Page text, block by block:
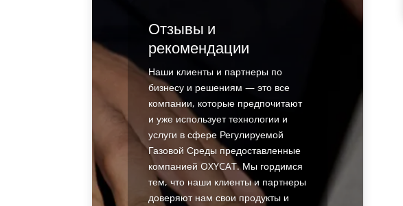
Отзывы и
рекомендации
Наши клиенты и партнеры по
бизнесу и решениям — это все
компании, которые предпочитают
и уже использует технологии и
услуги в сфере Регулируемой
Газовой Среды предоставленные
компанией OXYCAT. Мы гордимся
тем, что наши клиенты и партнеры
доверяют нам свои продукты и